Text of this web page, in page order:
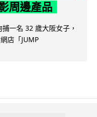
周邊產品
一名 32 歲大阪女子，
店「JUMP